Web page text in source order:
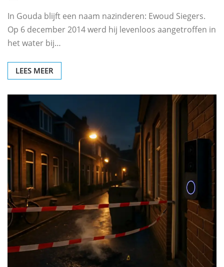
In Gouda blijft een naam nazinderen: Ewoud Siegers.
Op 6 december 2014 werd hij levenloos aangetroffen in
het water bij…
LEES MEER